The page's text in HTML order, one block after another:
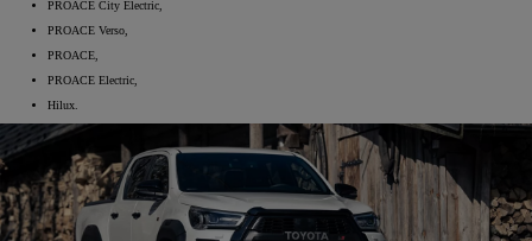
PROACE City Electric,
PROACE Verso,
PROACE,
PROACE Electric,
Hilux.